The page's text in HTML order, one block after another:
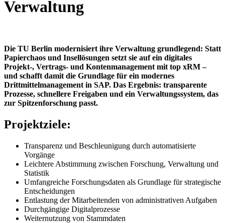
Verwaltung
Die TU Berlin modernisiert ihre Verwaltung grundlegend: Statt
Papierchaos und Insellösungen setzt sie auf ein digitales
Projekt‑, Vertrags‑ und Kontenmanagement mit top xRM –
und schafft damit die Grundlage für ein modernes
Drittmittelmanagement in SAP. Das Ergebnis: transparente
Prozesse, schnellere Freigaben und ein Verwaltungssystem, das
zur Spitzenforschung passt.
Projektziele:
Transparenz und Beschleunigung durch automatisierte
Vorgänge
Leichtere Abstimmung zwischen Forschung, Verwaltung und
Statistik
Umfangreiche Forschungsdaten als Grundlage für strategische
Entscheidungen
Entlastung der Mitarbeitenden von administrativen Aufgaben
Durchgängige Digitalprozesse
Weiternutzung von Stammdaten